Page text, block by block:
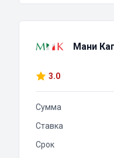
Мани
3.0
Сумма
Ставка
Срок